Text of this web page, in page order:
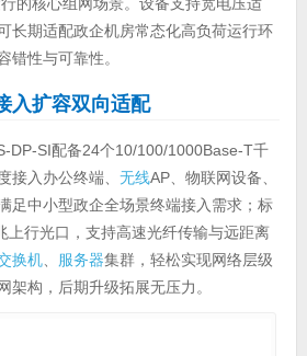
的核心组网场景。设备支持宽电压适
长期适配政企机房常态化高负荷运行环
错性与可靠性。
入扩容双向适配
DP-SI配备24个10/100/1000Base-T千
接入办公终端、 无线AP、物联网设备、
足中小型政企全场景终端接入需求；标
上行光口，支持高速光纤传输与远距离
换机、 服务器集群，轻松实现网络层级
架构，后期升级拓展无压力。